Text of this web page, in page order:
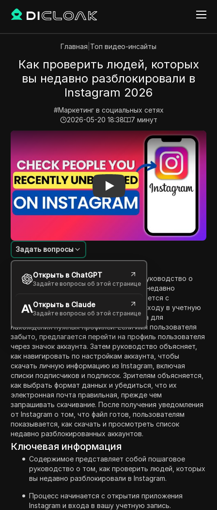
Главная Топ видео-инсайты
Как проверить людей, которых
вы недавно разблокировали в
Instagram 2026
#Маркетинг в социальных сетях
2026-05-20 18:38
7 минут
Play Video:Как проверить людей, которых вы
Введение в содержание
Задать вопросы
Открыть в ChatGPT
Задайте вопросы об этой странице
Открыть в Claude
Задайте вопросы об этой странице
Это видео предоставляет пошаговое руководство о
том, как проверить людей, которых вы недавно
разблокировали в Instagram. Оно начинается с
инструкций по открытию приложения, входу в учетную
запись и использованию функции поиска для
нахождения нужных профилей. Если имя пользователя
забыто, предлагается перейти на профиль пользователя
через значок аккаунта. Затем руководство объясняет,
как навигировать по настройкам аккаунта, чтобы
скачать личную информацию из Instagram, включая
списки подписчиков и подписок. Зрителям объясняется,
как выбрать формат данных и убедиться, что их
электронная почта правильная, прежде чем
запрашивать скачивание. После получения уведомления
от Instagram о том, что файл готов, пользователям
показывается, как скачать и просмотреть список
недавно разблокированных аккаунтов.
Ключевая информация
Содержимое представляет собой пошаговое
руководство о том, как проверить людей, которых
вы недавно разблокировали в Instagram.
Процесс начинается с открытия приложения
Instagram и входа в вашу учетную запись.